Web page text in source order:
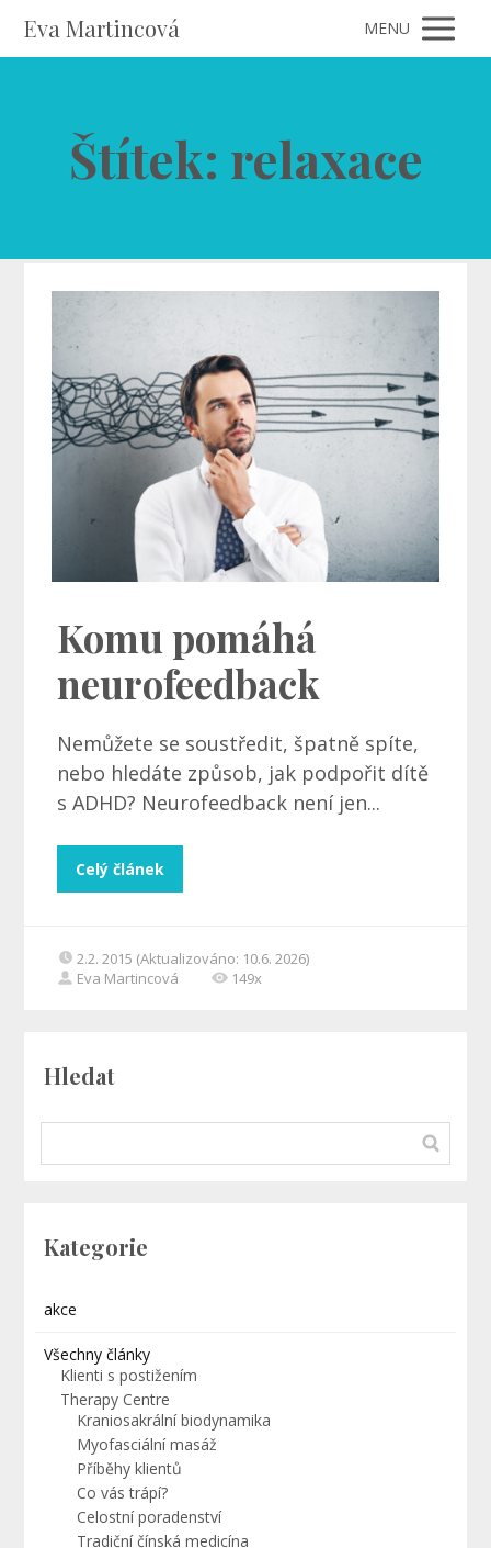
Eva Martincová MENU
Štítek: relaxace
Komu pomáhá
neurofeedback
Nemůžete se soustředit, špatně spíte,
nebo hledáte způsob, jak podpořit dítě
s ADHD? Neurofeedback není jen...
Celý článek
2.2. 2015 (Aktualizováno: 10.6. 2026)
Eva Martincová
149x
Hledat
Kategorie
akce
Všechny články
Klienti s postižením
Therapy Centre
Kraniosakrální biodynamika
Myofasciální masáž
Příběhy klientů
Co vás trápí?
Celostní poradenství
Tradiční čínská medicína